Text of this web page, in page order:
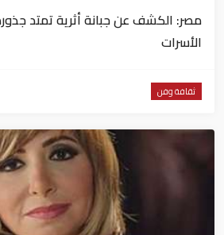
مصر: الكشف عن جبانة أثرية تمتد
الأسرات
ثقافة وفن